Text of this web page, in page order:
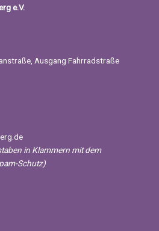
e.V.
Ausgang Fahrradstraße
in Klammern mit dem
Schutz)